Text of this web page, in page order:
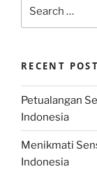
RECENT
Petualangan
Indonesia
Menikmati
Indonesia